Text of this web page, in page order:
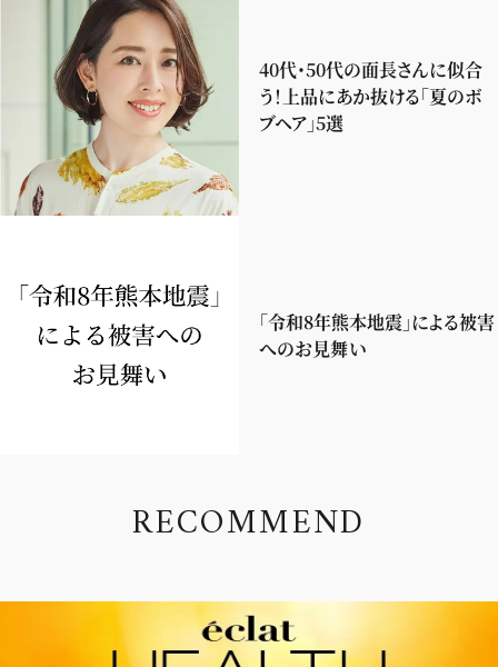
40代・50代の面長さんに似合
う！上品にあか抜ける「夏のボ
ブヘア」5選
「令和8年熊本地震」による被害
へのお見舞い
RECOMMEND